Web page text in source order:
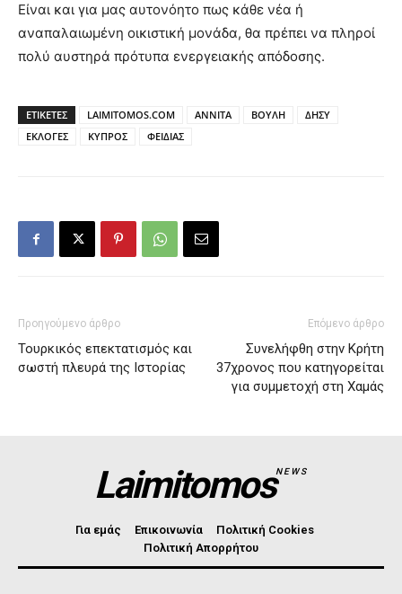
Είναι και για μας αυτονόητο πως κάθε νέα ή
αναπαλαιωμένη οικιστική μονάδα, θα πρέπει να πληροί
πολύ αυστηρά πρότυπα ενεργειακής απόδοσης.
ΕΤΙΚΕΤΕΣ LAIMITOMOS.COM ΑΝΝΙΤΑ ΒΟΥΛΗ
ΔΗΣΥ
ΕΚΛΟΓΕΣ
ΚΥΠΡΟΣ ΦΕΙΔΙΑΣ
Προηγούμενο άρθρο
Τουρκικός επεκτατισμός και
σωστή πλευρά της Ιστορίας
Επόμενο άρθρο
Συνελήφθη στην Κρήτη
37χρονος που κατηγορείται
για συμμετοχή στη Χαμάς
LaimitomosNEWS
Για εμάς Επικοινωνία
Πολιτική Cookies
Πολιτική Απορρήτου